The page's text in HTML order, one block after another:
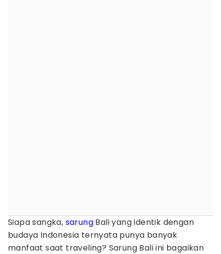
Siapa sangka, sarung Bali yang identik dengan
budaya Indonesia ternyata punya banyak
manfaat saat traveling? Sarung Bali ini bagaikan